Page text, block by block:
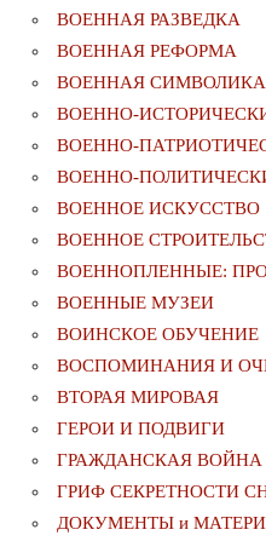
ВОЕННАЯ РАЗВЕДКА
ВОЕННАЯ РЕФОРМА
ВОЕННАЯ СИМВОЛИКА
ВОЕННО-
ВОЕННО-
ВОЕННО-
ВОЕННОЕ ИСКУССТВО
ВОЕННОЕ
ВОЕННОПЛЕННЫЕ:
ВОЕННЫЕ МУЗЕИ
ВОИНСКОЕ ОБУЧЕНИЕ
ВОСПОМИНАНИЯ И
ВТОРАЯ МИРОВАЯ
ГЕРОИ И ПОДВИГИ
ГРАЖДАНСКАЯ ВОЙНА
ГРИФ СЕКРЕТНОСТИ
ДОКУМЕНТЫ и